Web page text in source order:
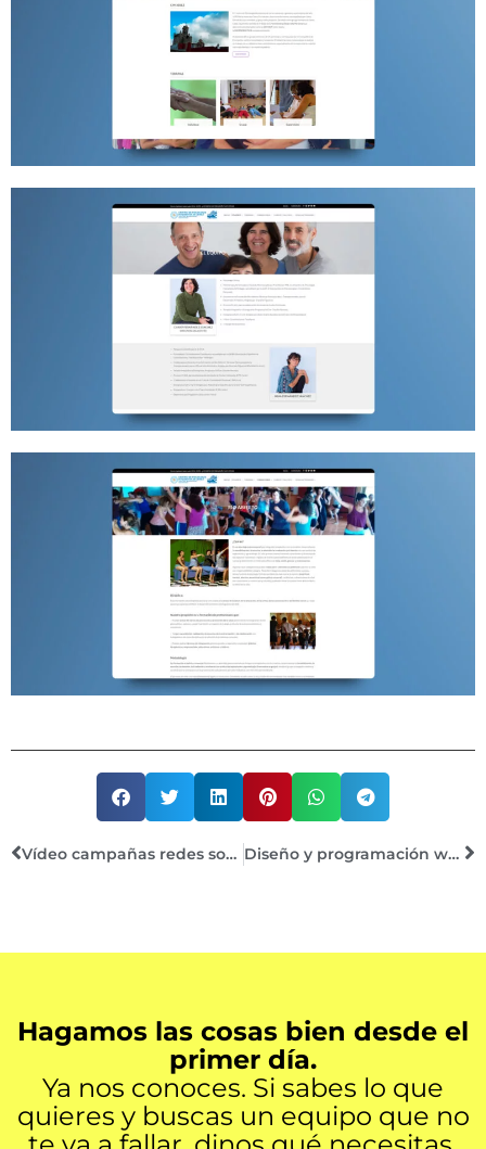
Vídeo campañas redes sociales Pierre & Vacances Diseño y programación web WordPress Cortijo Bablou
Hagamos las cosas bien desde el
primer día.
Ya nos conoces. Si sabes lo que
quieres y buscas un equipo que no